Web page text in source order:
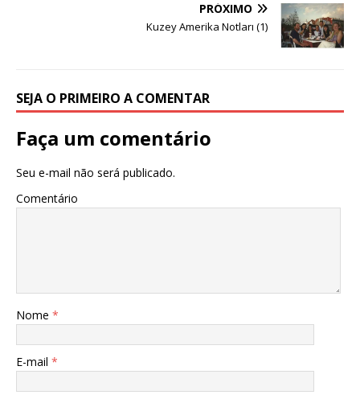
PRÓXIMO
Kuzey Amerika Notları (1)
SEJA O PRIMEIRO A COMENTAR
Faça um comentário
Seu e-mail não será publicado.
Comentário
Nome *
E-mail *